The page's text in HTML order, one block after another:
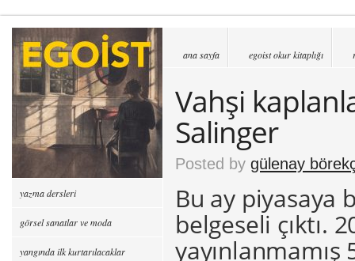
ana sayfa egoist okur kitaplığı
Vahşi
Salinger
Posted by gülenay
Bu ay piyasaya
belgeseli çıktı.
yazma dersleri
görsel sanatlar ve moda
yangında ilk kurtarılacaklar